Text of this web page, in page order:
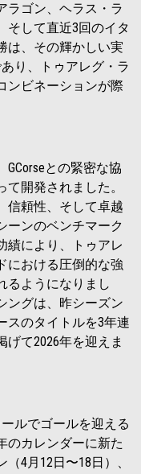
ラゴン、ヘラス・ラ
そして直近3回のイタ
は、その輝かしい実
り、トゥアレグ・ラ
ンビネーションが際
との緊密な協
開発されました。
信頼性、そして卓越
ーンのベンチマーク
績により、トゥアレ
における圧倒的な強
るようになりまし
ングは、昨シーズン
スのタイトルを3年連
て2026年を迎えま
ルでゴールを迎える
のカレンダーに新た
4月12日〜18日）、